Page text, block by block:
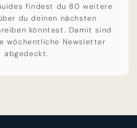
findest du 80 weitere
du deinen nächsten
könntest. Damit sind
wöchentliche Newsletter
abgedeckt.